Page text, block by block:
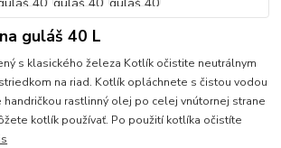
guláš 40 L
s klasického železa Kotlík očistite neutrálnym
na riad. Kotlík opláchnete s čistou vodou
rastlinný olej po celej vnútornej strane
kotlík používať. Po použití kotlíka očistíte